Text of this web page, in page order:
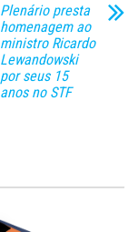
Plenário presta
homenagem ao
ministro Ricardo
Lewandowski
por seus 15
anos no STF